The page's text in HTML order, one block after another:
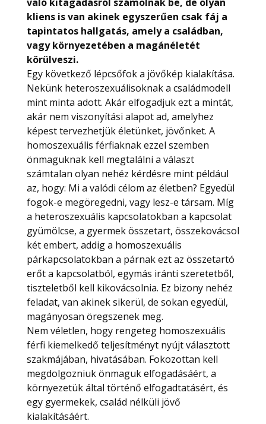
kliens is van akinek egyszerűen csak fáj a
tapintatos hallgatás, amely a családban,
vagy környezetében a magánéletét
körülveszi.
Egy következő lépcsőfok a jövőkép kialakítása.
Nekünk heteroszexuálisoknak a családmodell
mint minta adott. Akár elfogadjuk ezt a mintát,
akár nem viszonyítási alapot ad, amelyhez
képest tervezhetjük életünket, jövőnket. A
homoszexuális férfiaknak ezzel szemben
önmaguknak kell megtalálni a választ
számtalan olyan nehéz kérdésre mint például
az, hogy: Mi a valódi célom az életben? Egyedül
fogok-e megöregedni, vagy lesz-e társam. Míg
a heteroszexuális kapcsolatokban a kapcsolat
gyümölcse, a gyermek összetart, összekovácsol
két embert, addig a homoszexuális
párkapcsolatokban a párnak ezt az összetartó
erőt a kapcsolatból, egymás iránti szeretetből,
tiszteletből kell kikovácsolnia. Ez bizony nehéz
feladat, van akinek sikerül, de sokan egyedül,
magányosan öregszenek meg.
Nem véletlen, hogy rengeteg homoszexuális
férfi kiemelkedő teljesítményt nyújt választott
szakmájában, hivatásában. Fokozottan kell
megdolgozniuk önmaguk elfogadásáért, a
környezetük által történő elfogadtatásért, és
egy gyermekek, család nélküli jövő
kialakításáért.